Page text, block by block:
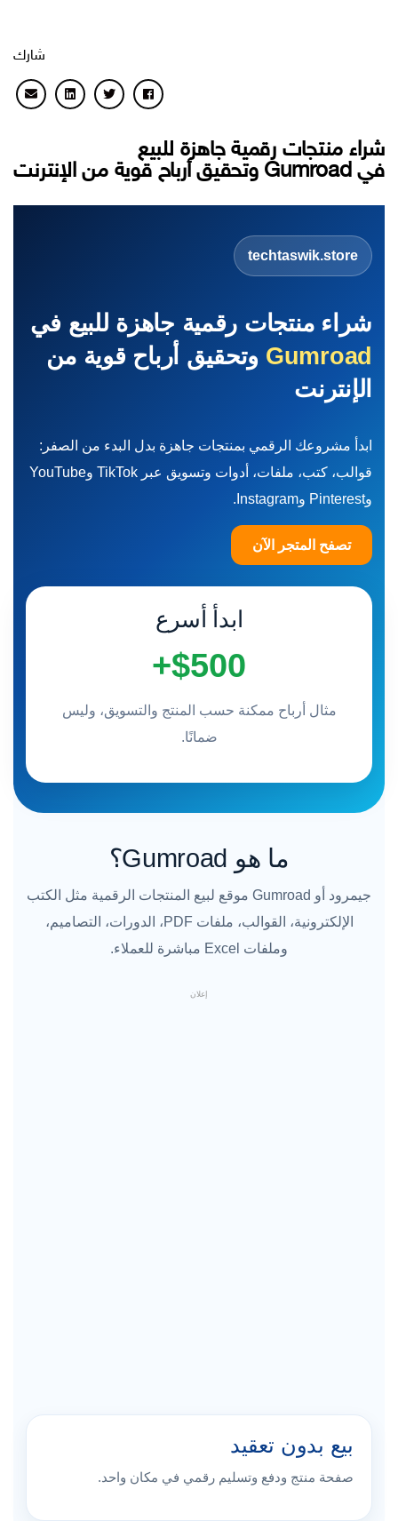
شارك
شراء منتجات رقمية جاهزة للبيع
في Gumroad وتحقيق أرباح قوية من الإنترنت
techtaswik.store
شراء منتجات رقمية جاهزة للبيع في
Gumroad وتحقيق أرباح قوية من
الإنترنت
ابدأ مشروعك الرقمي بمنتجات جاهزة بدل البدء من الصفر:
قوالب، كتب، ملفات، أدوات وتسويق عبر TikTok وYouTube
وPinterest وInstagram.
تصفح المتجر الآن
ابدأ أسرع
$500+
مثال أرباح ممكنة حسب المنتج والتسويق، وليس
ضمانًا.
ما هو Gumroad؟
جيمرود أو Gumroad موقع لبيع المنتجات الرقمية مثل الكتب
الإلكترونية، القوالب، ملفات PDF، الدورات، التصاميم،
وملفات Excel مباشرة للعملاء.
إعلان
بيع بدون تعقيد
صفحة منتج ودفع وتسليم رقمي في مكان واحد.